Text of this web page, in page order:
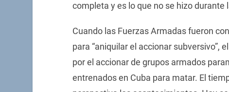
completa y es lo que no se hizo durante
Cuando las Fuerzas Armadas fueron
para “aniquilar el accionar subversivo”,
por el accionar de grupos armados
entrenados en Cuba para matar. El